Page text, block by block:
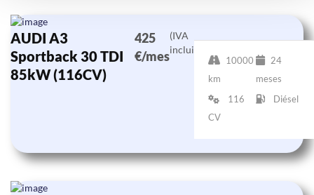
AUDI A3
Sportback 30 TDI
85kW (116CV)
425
€/mes
(IVA
incluido)
10000
km
24
meses
116
CV
Diésel